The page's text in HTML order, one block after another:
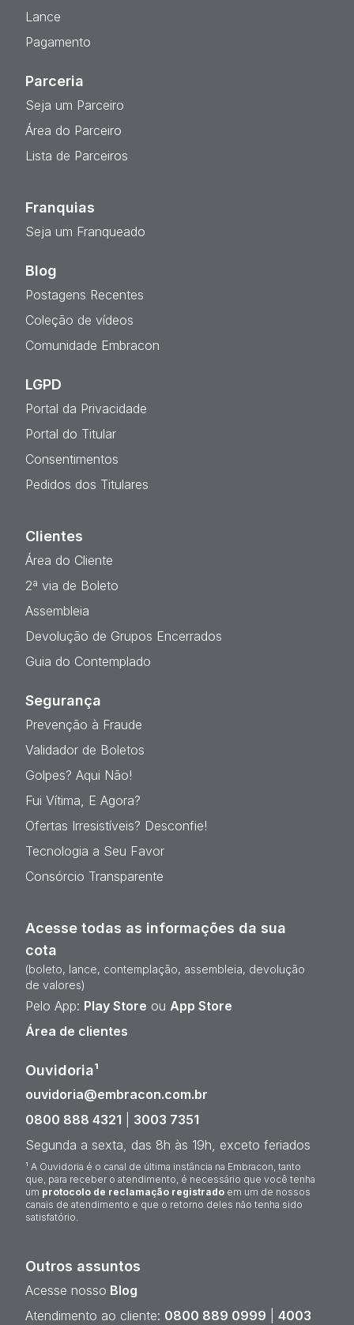
Lance
Pagamento
Parceria
Seja um Parceiro
Área do Parceiro
Lista de Parceiros
Franquias
Seja um Franqueado
Blog
Postagens Recentes
Coleção de vídeos
Comunidade Embracon
LGPD
Portal da Privacidade
Portal do Titular
Consentimentos
Pedidos dos Titulares
Clientes
Área do Cliente
2ª via de Boleto
Assembleia
Devolução de Grupos Encerrados
Guia do Contemplado
Segurança
Prevenção à Fraude
Validador de Boletos
Golpes? Aqui Não!
Fui Vítima, E Agora?
Ofertas Irresistíveis? Desconfie!
Tecnologia a Seu Favor
Consórcio Transparente
Acesse todas as informações da sua
cota
(boleto, lance, contemplação, assembleia, devolução
de valores)
Pelo App: Play Store ou App Store
Área de clientes
Ouvidoria¹
ouvidoria@embracon.com.br
0800 888 4321
3003 7351
Segunda a sexta, das 8h às 19h, exceto feriados
¹ A Ouvidoria é o canal de última instância na Embracon, tanto
que, para receber o atendimento, é necessário que você tenha
um protocolo de reclamação registrado em um de nossos
canais de atendimento e que o retorno deles não tenha sido
satisfatório.
Outros assuntos
Acesse nosso Blog
Atendimento ao cliente: 0800 889 0999 4003